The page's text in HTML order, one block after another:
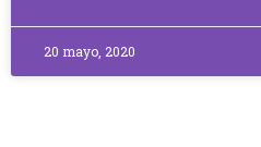
20 mayo, 2020